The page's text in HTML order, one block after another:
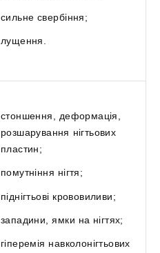
сильне свербіння;
лущення.
стоншення, деформація,
розшарування нігтьових
пластин;
помутніння нігтя;
піднігтьові крововиливи;
западини, ямки на нігтях;
гіперемія навколонігтьових